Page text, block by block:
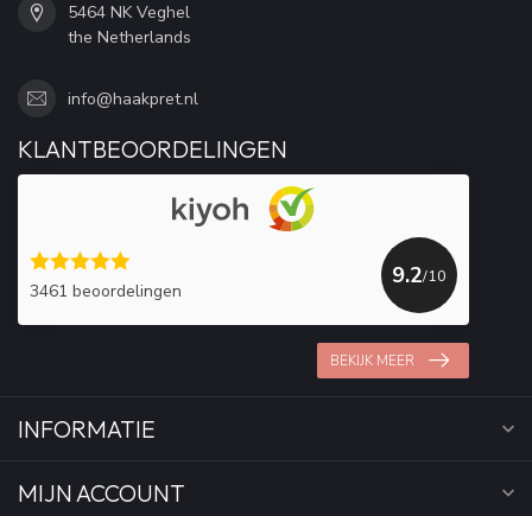
5464 NK Veghel
the Netherlands
info@haakpret.nl
KLANTBEOORDELINGEN
3461 beoordelingen
9.2/10
BEKIJK MEER
INFORMATIE
MIJN ACCOUNT